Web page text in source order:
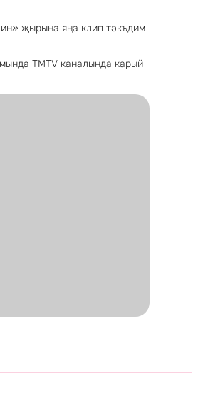
җырына яңа клип тәкъдим
TMTV каналында карый